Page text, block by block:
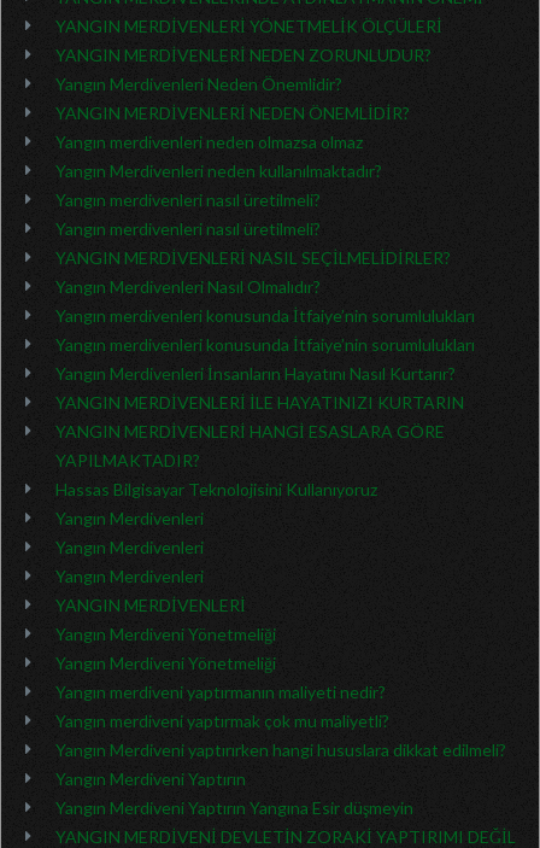
YANGIN MERDİVENLERİ YÖNETMELİK ÖLÇÜLERİ
YANGIN MERDİVENLERİ NEDEN ZORUNLUDUR?
Yangın Merdivenleri Neden Önemlidir?
YANGIN MERDİVENLERİ NEDEN ÖNEMLİDİR?
Yangın merdivenleri neden olmazsa olmaz
Yangın Merdivenleri neden kullanılmaktadır?
Yangın merdivenleri nasıl üretilmeli?
Yangın merdivenleri nasıl üretilmeli?
YANGIN MERDİVENLERİ NASIL SEÇİLMELİDİRLER?
Yangın Merdivenleri Nasıl Olmalıdır?
Yangın merdivenleri konusunda İtfaiye’nin sorumlulukları
Yangın merdivenleri konusunda İtfaiye’nin sorumlulukları
Yangın Merdivenleri İnsanların Hayatını Nasıl Kurtarır?
YANGIN MERDİVENLERİ İLE HAYATINIZI KURTARIN
YANGIN MERDİVENLERİ HANGİ ESASLARA GÖRE
YAPILMAKTADIR?
Hassas Bilgisayar Teknolojisini Kullanıyoruz
Yangın Merdivenleri
Yangın Merdivenleri
Yangın Merdivenleri
YANGIN MERDİVENLERİ
Yangın Merdiveni Yönetmeliği
Yangın Merdiveni Yönetmeliği
Yangın merdiveni yaptırmanın maliyeti nedir?
Yangın merdiveni yaptırmak çok mu maliyetli?
Yangın Merdiveni yaptırırken hangi hususlara dikkat edilmeli?
Yangın Merdiveni Yaptırın
Yangın Merdiveni Yaptırın Yangına Esir düşmeyin
YANGIN MERDİVENİ DEVLETİN ZORAKİ YAPTIRIMI DEĞİL